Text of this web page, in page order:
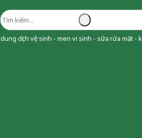
dung dịch vệ sinh - men vi sinh - sữa rửa mặt -